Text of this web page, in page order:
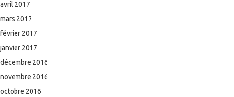
avril 2017
mars 2017
février 2017
janvier 2017
décembre 2016
novembre 2016
octobre 2016